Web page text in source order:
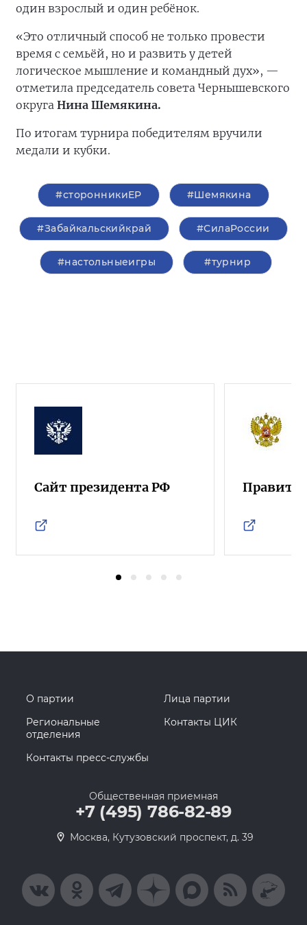
один взрослый и один ребёнок.
«Это отличный способ не только провести
время с семьёй, но и развить у детей
логическое мышление и командный дух», —
отметила председатель совета Чернышевского
округа Нина Шемякина.
По итогам турнира победителям вручили
медали и кубки.
#сторонникиЕР #Шемякина
#Забайкальскийкрай #СилаРоссии
#настольныеигры #турнир
Сайт президента РФ
О партии
Лица партии
Региональные
отделения
Контакты ЦИК
Контакты пресс-службы
Общественная приемная
+7 (495) 786-82-89
Москва, Кутузовский проспект, д. 39